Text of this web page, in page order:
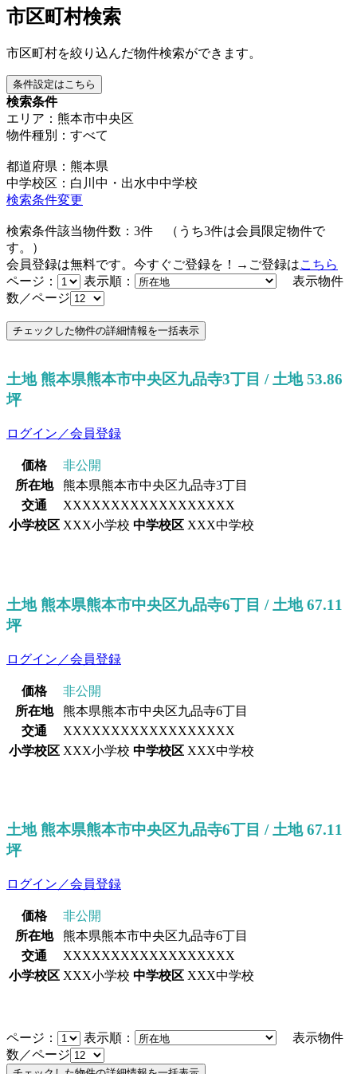
市区町村検索
市区町村を絞り込んだ物件検索ができます。
条件設定はこちら
検索条件
エリア：熊本市中央区
物件種別：すべて
都道府県：熊本県
中学校区：白川中・出水中中学校
検索条件変更
検索条件該当物件数： 3件 （うち3件は会員限定物件で
す。）
会員登録は無料です。今すぐご登録を！→ご登録はこちら
ページ：
表示順：
表示物件
数／ページ
土地 熊本県熊本市中央区九品寺3丁目 / 土地 53.86
坪
ログイン／会員登録
価格
非公開
所在地
熊本県熊本市中央区九品寺3丁目
交通
XXXXXXXXXXXXXXXXXX
小学校区 XXX小学校 中学校区 XXX中学校
土地 熊本県熊本市中央区九品寺6丁目 / 土地 67.11
坪
ログイン／会員登録
価格
非公開
所在地
熊本県熊本市中央区九品寺6丁目
交通
XXXXXXXXXXXXXXXXXX
小学校区 XXX小学校 中学校区 XXX中学校
土地 熊本県熊本市中央区九品寺6丁目 / 土地 67.11
坪
ログイン／会員登録
価格
非公開
所在地
熊本県熊本市中央区九品寺6丁目
交通
XXXXXXXXXXXXXXXXXX
小学校区 XXX小学校 中学校区 XXX中学校
ページ： 表示順：
表示物件
数／ページ